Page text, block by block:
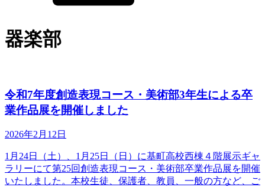
器楽部
令和7年度創造表現コース・美術部3年生による卒
業作品展を開催しました
2026年2月12日
1月24日（土）、1月25日（日）に基町高校西棟４階展示ギャ
ラリーにて第25回創造表現コース・美術部卒業作品展を開催
いたしました。本校生徒、保護者、教員、一般の方など、ご